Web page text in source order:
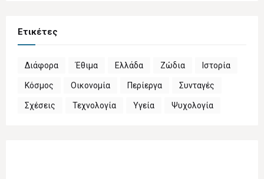
Ετικέτες
Διάφορα Έθιμα Ελλάδα Ζώδια Ιστορία
Κόσμος Οικονομία Περίεργα Συνταγές
Σχέσεις Τεχνολογία Υγεία Ψυχολογία